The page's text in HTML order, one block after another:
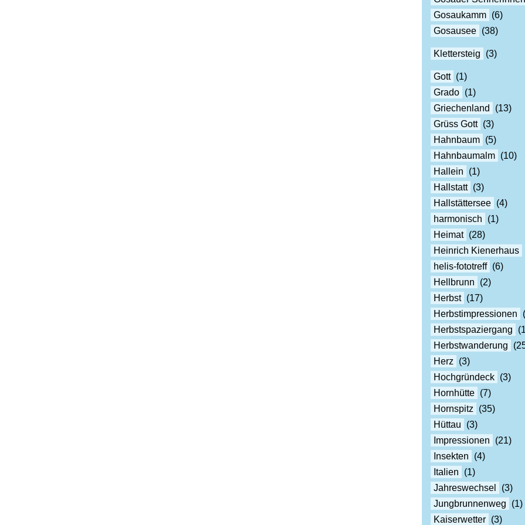
Gosaukamm (6)
Gosausee (38)
Klettersteig (3)
Gott (1)
Grado (1)
Griechenland
(13)
Grüss Gott (3)
Hahnbaum (5)
Hahnbaumalm (10)
Hallein
(1)
Hallstatt (3)
Hallstättersee (4)
harmonisch
(1)
Heimat (28)
Heinrich Kienerhaus
helis-fototreff (6)
Hellbrunn
(2)
Herbst (17)
Herbstimpressionen
Herbstspaziergang
Herbstwanderung
Herz
(3)
Hochgründeck (3)
Hornhütte (7)
Hornspitz
(35)
Hüttau
(3)
Impressionen
(21)
Insekten
(4)
Italien
(1)
Jahreswechsel
(3)
Jungbrunnenweg
(1)
Kaiserwetter (3)